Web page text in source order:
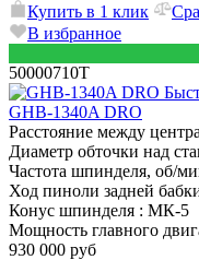
Купить в 1 клик
В избранное
50000710T
GHB-1340A DRO
Расстояние между
Диаметр обточки над
Частота шпинделя, об/
Ход пиноли задней
Конус шпинделя : МК-5
Мощность главного
930 000 руб